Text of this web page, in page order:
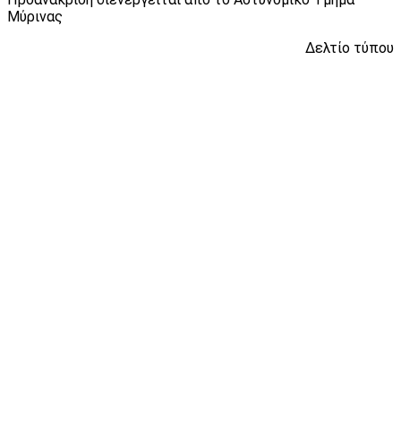
Μύρινας
Δελτίο τύπου